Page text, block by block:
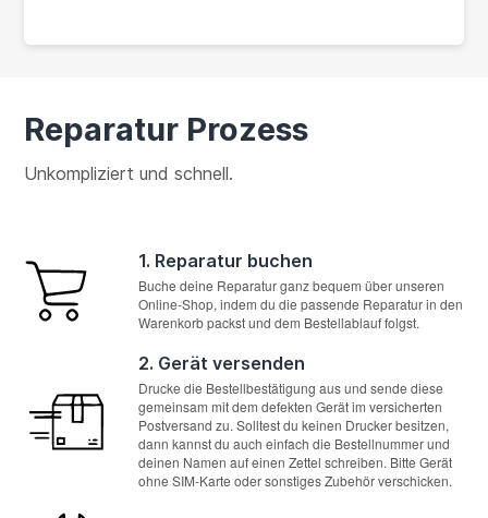
Reparatur Prozess
Unkompliziert und schnell.
1. Reparatur buchen
Buche deine Reparatur ganz bequem über unseren
Online-Shop, indem du die passende Reparatur in den
Warenkorb packst und dem Bestellablauf folgst.
2. Gerät versenden
Drucke die Bestellbestätigung aus und sende diese
gemeinsam mit dem defekten Gerät im versicherten
Postversand zu. Solltest du keinen Drucker besitzen,
dann kannst du auch einfach die Bestellnummer und
deinen Namen auf einen Zettel schreiben. Bitte Gerät
ohne SIM-Karte oder sonstiges Zubehör verschicken.